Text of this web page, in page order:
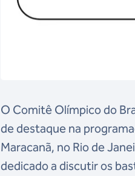
O Comitê Olímpico do
de destaque na
Maracanã, no Rio de
dedicado a discutir os